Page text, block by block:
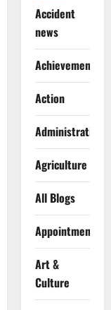
Accident
news
Achievements
Action
Administration
Agriculture
All Blogs
Appointments
Art &
Culture